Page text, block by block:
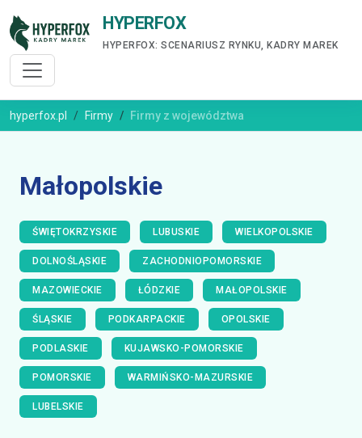
HYPERFOX
HYPERFOX: SCENARIUSZ RYNKU, KADRY MAREK
hyperfox.pl Firmy Firmy z województwa
Małopolskie
ŚWIĘTOKRZYSKIE LUBUSKIE WIELKOPOLSKIE
DOLNOŚLĄSKIE ZACHODNIOPOMORSKIE
MAZOWIECKIE ŁÓDZKIE MAŁOPOLSKIE
ŚLĄSKIE PODKARPACKIE OPOLSKIE
PODLASKIE KUJAWSKO-POMORSKIE
POMORSKIE WARMIŃSKO-MAZURSKIE
LUBELSKIE